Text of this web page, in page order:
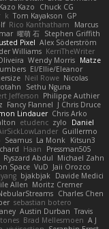
Kazo Kazo
Chuck CG
k Tom Kayakson GP
Rico Kanthatham
Marcus
曜萌 石 Stephen Griffith
Pixel Alex Söderström
Williams KerriTheWriter
Wendy Morris Matze
El/Ellie/Eleanor
Neil Rowe Nicolas
Sethu Nguna
Jefferson Philippe Authier
Fancy Flannel J Chris Druce
Lindauer Chris Arko
etudenc zylo
Daniel
Guillermo
Seamus La Monk Kitsun3
Haan
Pressman505
Ryszard Abdul Michael Zahn
Space VuD Jaii Orozco
bjakbjak Davide Medici
Allen Moritz Cremer
Charles Chen
sebastian botero
Austin Durban Travis
Brad Mellesmoen A J